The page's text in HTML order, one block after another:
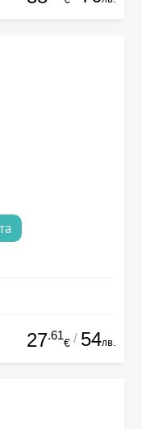
27.61
€ / 54лв.